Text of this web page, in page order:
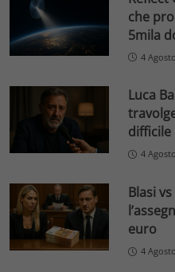
che
5mila
4
Luca
4
Blasi
euro
4